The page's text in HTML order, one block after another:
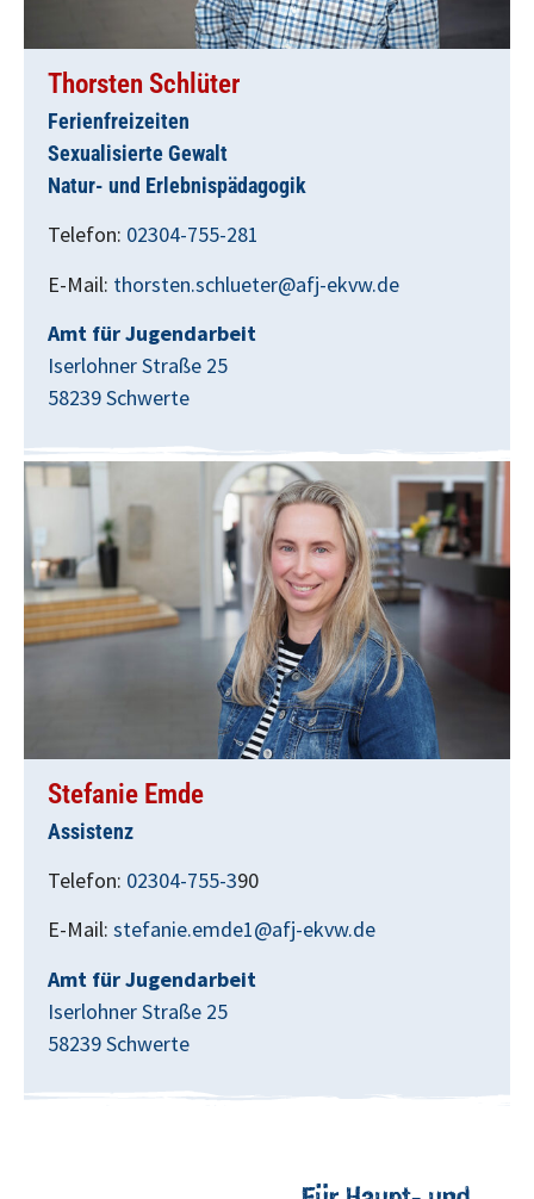
Thorsten Schlüter
Ferienfreizeiten
Sexualisierte Gewalt
Natur- und Erlebnispädagogik
Telefon: 02304-755-281
E-Mail: thorsten.schlueter@afj-ekvw.de
Amt für Jugendarbeit
Iserlohner Straße 25
58239 Schwerte
Stefanie Emde
Assistenz
Telefon: 02304-755-390
E-Mail: stefanie.emde1@afj-ekvw.de
Amt für Jugendarbeit
Iserlohner Straße 25
58239 Schwerte